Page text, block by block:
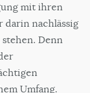
mit ihren
nachlässig
Denn
Umfang.